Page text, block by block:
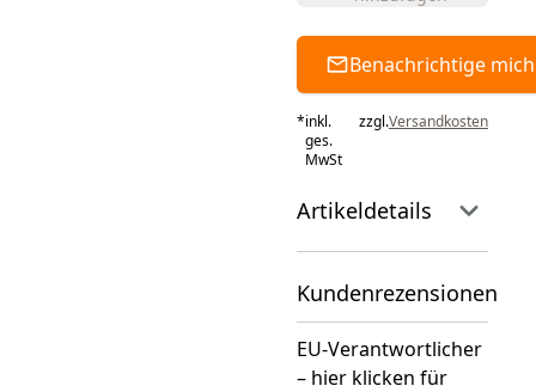
Benachrichtige mich
*inkl.
ges.
MwSt
zzgl.Versandkosten
Artikeldetails
Kundenrezensionen
EU-Verantwortlicher
– hier klicken für